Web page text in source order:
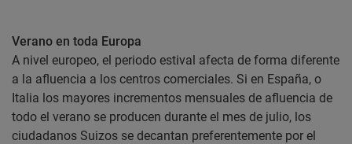
Verano en toda Europa
A nivel europeo, el periodo estival afecta de forma diferente
a la afluencia a los centros comerciales. Si en España, o
Italia los mayores incrementos mensuales de afluencia de
todo el verano se producen durante el mes de julio, los
ciudadanos Suizos se decantan preferentemente por el